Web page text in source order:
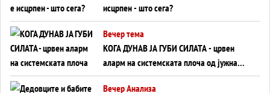
исцрпен - што сега?
Вечер тема
КОГА ДУНАВ ЈА ГУБИ СИЛАТА - црвен
аларм на системската плоча од јужна
Германија до Црното Море...
Вечер Анализа